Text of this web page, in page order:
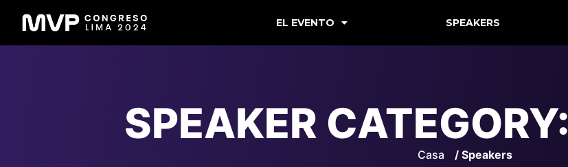
EL EVENTO SPEAKERS
SPEAKER CATEGORY:
Casa / Speakers